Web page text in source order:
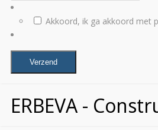
Akkoord, ik ga akkoord met
ERBEVA -